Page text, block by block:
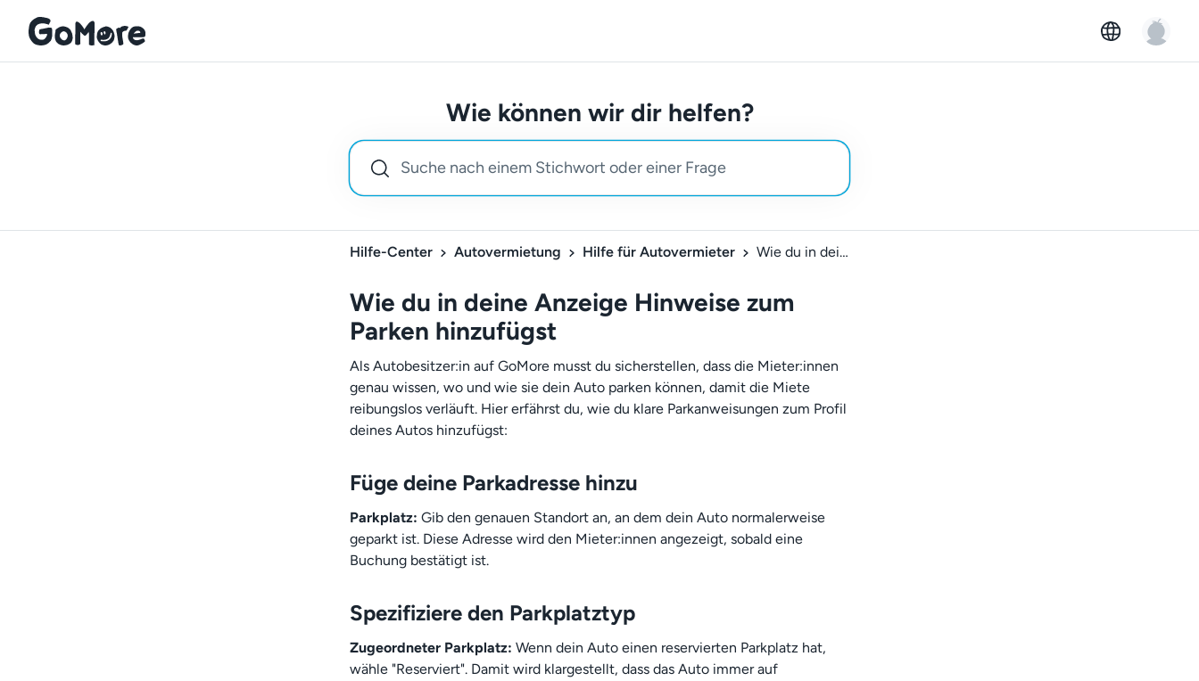
Wie können wir dir helfen?
Hilfe-Center Autovermietung Hilfe für Autovermieter Wie du in deine Anzeige Hinweise zum Parken hinzufügst
Wie du in deine Anzeige Hinweise zum
Parken hinzufügst
Als Autobesitzer:in auf GoMore musst du sicherstellen, dass die Mieter:innen
genau wissen, wo und wie sie dein Auto parken können, damit die Miete
reibungslos verläuft. Hier erfährst du, wie du klare Parkanweisungen zum Profil
deines Autos hinzufügst:
Füge deine Parkadresse hinzu
Parkplatz: Gib den genauen Standort an, an dem dein Auto normalerweise
geparkt ist. Diese Adresse wird den Mieter:innen angezeigt, sobald eine
Buchung bestätigt ist.
Spezifiziere den Parkplatztyp
Zugeordneter Parkplatz: Wenn dein Auto einen reservierten Parkplatz hat,
wähle "Reserviert". Damit wird klargestellt, dass das Auto immer auf